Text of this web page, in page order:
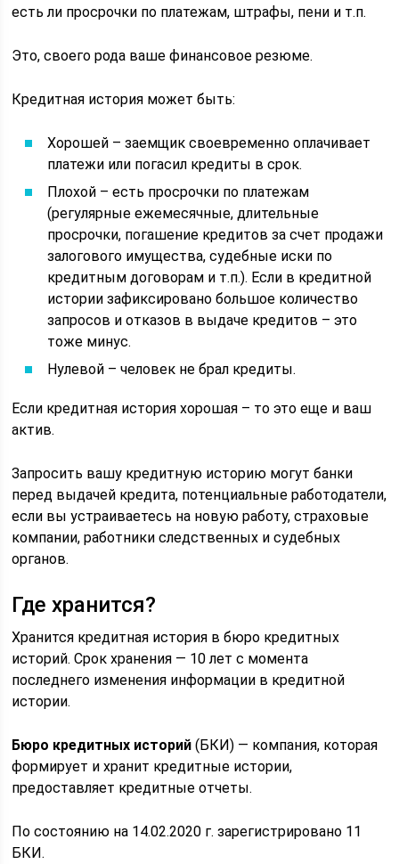
есть ли просрочки по платежам, штрафы, пени и т.п.
Это, своего рода ваше финансовое резюме.
Кредитная история может быть:
Хорошей – заемщик своевременно оплачивает
платежи или погасил кредиты в срок.
Плохой – есть просрочки по платежам
(регулярные ежемесячные, длительные
просрочки, погашение кредитов за счет продажи
залогового имущества, судебные иски по
кредитным договорам и т.п.). Если в кредитной
истории зафиксировано большое количество
запросов и отказов в выдаче кредитов – это
тоже минус.
Нулевой – человек не брал кредиты.
Если кредитная история хорошая – то это еще и ваш
актив.
Запросить вашу кредитную историю могут банки
перед выдачей кредита, потенциальные работодатели,
если вы устраиваетесь на новую работу, страховые
компании, работники следственных и судебных
органов.
Где хранится?
Хранится кредитная история в бюро кредитных
историй. Срок хранения — 10 лет с момента
последнего изменения информации в кредитной
истории.
Бюро кредитных историй (БКИ) — компания, которая
формирует и хранит кредитные истории,
предоставляет кредитные отчеты.
По состоянию на 14.02.2020 г. зарегистрировано 11
БКИ.